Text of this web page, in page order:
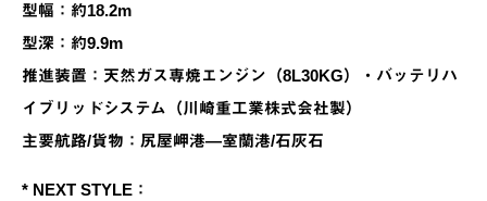
型幅：約18.2m
型深：約9.9m
推進装置：天然ガス専焼エンジン（8L30KG）・バッテリハ
イブリッドシステム（川崎重工業株式会社製）
主要航路/貨物：尻屋岬港―室蘭港/石灰石
* NEXT STYLE：